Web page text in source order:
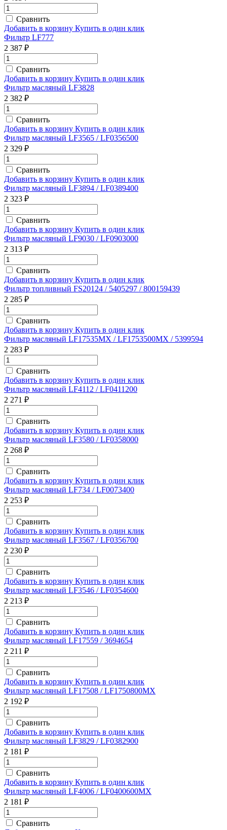
Сравнить
Добавить в корзину Купить в один клик
Фильтр LF777
2 387 ₽
Сравнить
Добавить в корзину Купить в один клик
Фильтр масляный LF3828
2 382 ₽
Сравнить
Добавить в корзину Купить в один клик
Фильтр масляный LF3565 / LF0356500
2 329 ₽
Сравнить
Добавить в корзину Купить в один клик
Фильтр масляный LF3894 / LF0389400
2 323 ₽
Сравнить
Добавить в корзину Купить в один клик
Фильтр масляный LF9030 / LF0903000
2 313 ₽
Сравнить
Добавить в корзину Купить в один клик
Фильтр топливный FS20124 / 5405297 / 800159439
2 285 ₽
Сравнить
Добавить в корзину Купить в один клик
Фильтр масляный LF17535MX / LF1753500MX / 5399594
2 283 ₽
Сравнить
Добавить в корзину Купить в один клик
Фильтр масляный LF4112 / LF0411200
2 271 ₽
Сравнить
Добавить в корзину Купить в один клик
Фильтр масляный LF3580 / LF0358000
2 268 ₽
Сравнить
Добавить в корзину Купить в один клик
Фильтр масляный LF734 / LF0073400
2 253 ₽
Сравнить
Добавить в корзину Купить в один клик
Фильтр масляный LF3567 / LF0356700
2 230 ₽
Сравнить
Добавить в корзину Купить в один клик
Фильтр масляный LF3546 / LF0354600
2 213 ₽
Сравнить
Добавить в корзину Купить в один клик
Фильтр масляный LF17559 / 3694654
2 211 ₽
Сравнить
Добавить в корзину Купить в один клик
Фильтр масляный LF17508 / LF1750800MX
2 192 ₽
Сравнить
Добавить в корзину Купить в один клик
Фильтр масляный LF3829 / LF0382900
2 181 ₽
Сравнить
Добавить в корзину Купить в один клик
Фильтр масляный LF4006 / LF0400600MX
2 181 ₽
Сравнить